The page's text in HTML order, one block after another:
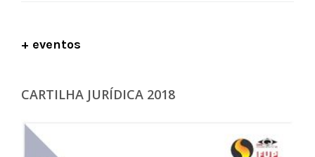
+ eventos
CARTILHA JURÍDICA 2018